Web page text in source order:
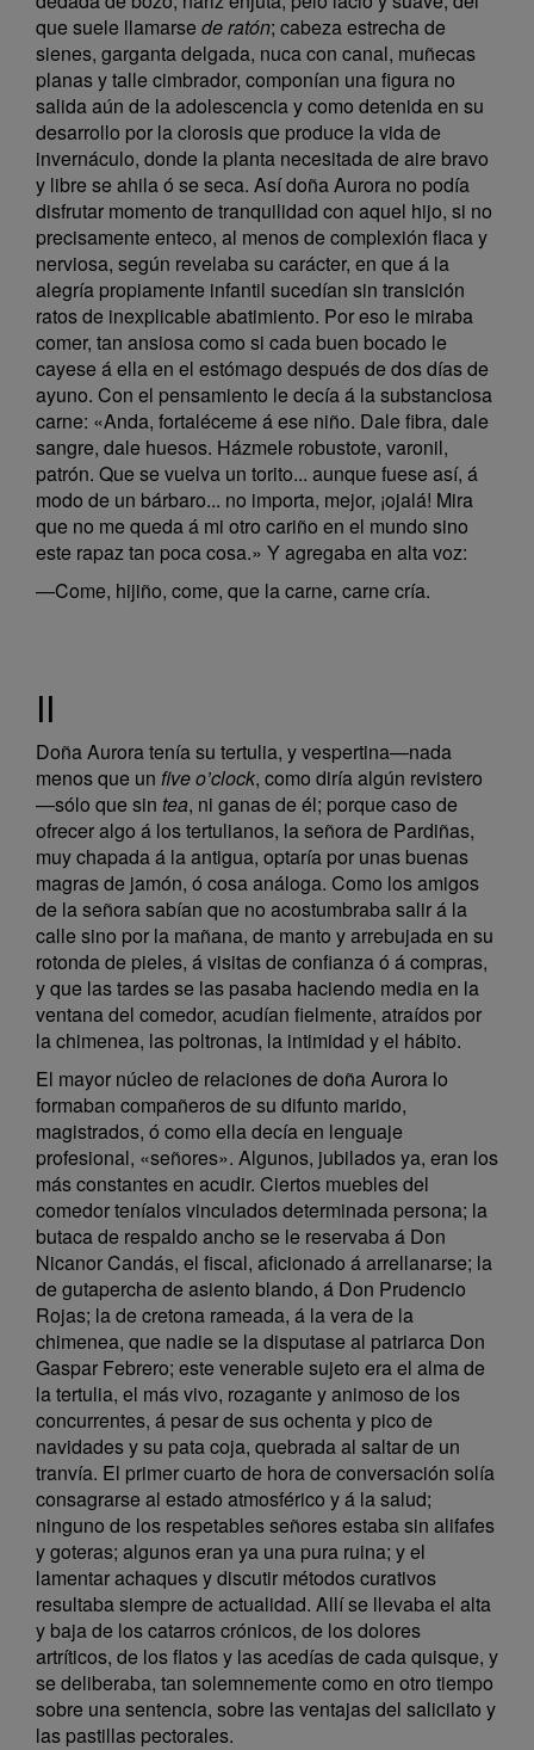
que suele llamarse de ratón; cabeza estrecha de
sienes, garganta delgada, nuca con canal, muñecas
planas y talle cimbrador, componían una figura no
salida aún de la adolescencia y como detenida en su
desarrollo por la clorosis que produce la vida de
invernáculo, donde la planta necesitada de aire bravo
y libre se ahila ó se seca. Así doña Aurora no podía
disfrutar momento de tranquilidad con aquel hijo, si no
precisamente enteco, al menos de complexión flaca y
nerviosa, según revelaba su carácter, en que á la
alegría propiamente infantil sucedían sin transición
ratos de inexplicable abatimiento. Por eso le miraba
comer, tan ansiosa como si cada buen bocado le
cayese á ella en el estómago después de dos días de
ayuno. Con el pensamiento le decía á la substanciosa
carne: «Anda, fortaléceme á ese niño. Dale fibra, dale
sangre, dale huesos. Házmele robustote, varonil,
patrón. Que se vuelva un torito... aunque fuese así, á
modo de un bárbaro... no importa, mejor, ¡ojalá! Mira
que no me queda á mi otro cariño en el mundo sino
este rapaz tan poca cosa.» Y agregaba en alta voz:
—Come, hijiño, come, que la carne, carne cría.
II
Doña Aurora tenía su tertulia, y vespertina—nada
menos que un five o’clock, como diría algún revistero
—sólo que sin tea, ni ganas de él; porque caso de
ofrecer algo á los tertulianos, la señora de Pardiñas,
muy chapada á la antigua, optaría por unas buenas
magras de jamón, ó cosa análoga. Como los amigos
de la señora sabían que no acostumbraba salir á la
calle sino por la mañana, de manto y arrebujada en su
rotonda de pieles, á visitas de confianza ó á compras,
y que las tardes se las pasaba haciendo media en la
ventana del comedor, acudían fielmente, atraídos por
la chimenea, las poltronas, la intimidad y el hábito.
El mayor núcleo de relaciones de doña Aurora lo
formaban compañeros de su difunto marido,
magistrados, ó como ella decía en lenguaje
profesional, «señores». Algunos, jubilados ya, eran los
más constantes en acudir. Ciertos muebles del
comedor teníalos vinculados determinada persona; la
butaca de respaldo ancho se le reservaba á Don
Nicanor Candás, el fiscal, aficionado á arrellanarse; la
de gutapercha de asiento blando, á Don Prudencio
Rojas; la de cretona rameada, á la vera de la
chimenea, que nadie se la disputase al patriarca Don
Gaspar Febrero; este venerable sujeto era el alma de
la tertulia, el más vivo, rozagante y animoso de los
concurrentes, á pesar de sus ochenta y pico de
navidades y su pata coja, quebrada al saltar de un
tranvía. El primer cuarto de hora de conversación solía
consagrarse al estado atmosférico y á la salud;
ninguno de los respetables señores estaba sin alifafes
y goteras; algunos eran ya una pura ruina; y el
lamentar achaques y discutir métodos curativos
resultaba siempre de actualidad. Allí se llevaba el alta
y baja de los catarros crónicos, de los dolores
artríticos, de los flatos y las acedías de cada quisque, y
se deliberaba, tan solemnemente como en otro tiempo
sobre una sentencia, sobre las ventajas del salicilato y
las pastillas pectorales.